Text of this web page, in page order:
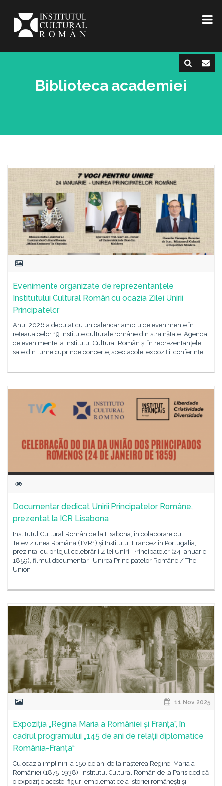
Biblioteca academiei
Evenimente organizate de reprezentanțele
Institutului Cultural Român cu ocazia Zilei Unirii
Principatelor
Anul 2026 a debutat cu un calendar amplu de evenimente în
rețeaua celor 19 institute culturale române din străinătate. Agenda
de evenimente la Institutul Cultural Român și în reprezentanțele
sale din lume cuprinde concerte, spectacole, expoziții, conferințe,
Documentar dedicat Unirii Principatelor Române,
prezentat la ICR Lisabona
Institutul Cultural Român de la Lisabona, în colaborare cu
Televiziunea Română (TVR1) și Institutul Francez în Portugalia,
prezintă, cu prilejul celebrării Zilei Unirii Principatelor (24 ianuarie
1859), filmul documentar „Unirea Principatelor Române / The
Union
11 Nov 2025
Expoziția „Regina Maria a României și Franța”, în
cadrul programului „145 de ani de relații diplomatice
România-Franța“
Cu ocazia împlinirii a 150 de ani de la nașterea Reginei Maria a
României (1875-1938), Institutul Cultural Român de la Paris dedică
o expoziție acestei figuri emblematice a istoriei românești și